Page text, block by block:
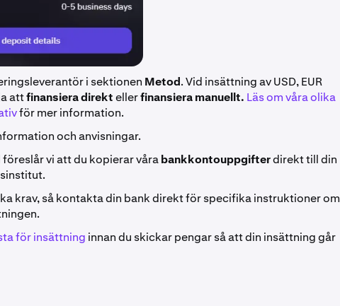
i sektionen Metod. Vid insättning av USD, EUR
attfinansiera direktellerfinansiera manuellt. Läs om våra olika
för mer information.
och anvisningar.
vi att du kopierar vårabankkontouppgifterdirekt till din
krav, så kontakta din bank direkt för specifika instruktioner om
för insättning innan du skickar pengar så att din insättning går